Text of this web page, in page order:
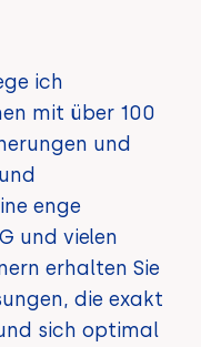
ich
mit über 100
und
enge
und vielen
erhalten Sie
die exakt
sich optimal